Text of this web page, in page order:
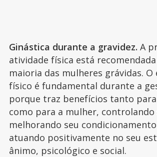
Ginástica durante a gravidez. A
atividade física está
maioria das mulheres grávidas. O
físico é fundamental durante a
porque traz benefícios tanto
como para a mulher, controlando
melhorando seu
atuando positivamente no seu
ânimo, psicológico e social.